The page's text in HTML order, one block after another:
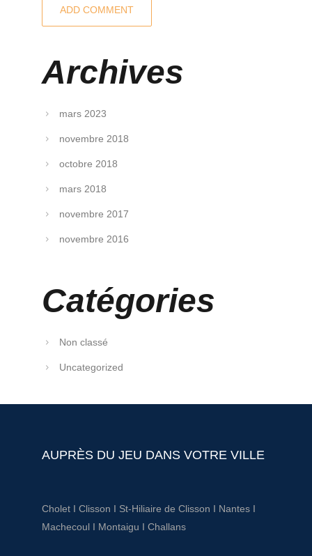
Archives
mars 2023
novembre 2018
octobre 2018
mars 2018
novembre 2017
novembre 2016
Catégories
Non classé
Uncategorized
AUPRÈS DU JEU DANS VOTRE VILLE
CholetI Clisson I St-Hiliaire de Clisson I NantesI
Machecoul I Montaigu I Challans